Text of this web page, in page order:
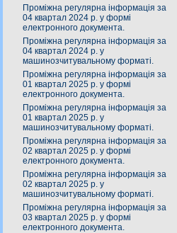
Проміжна регулярна інформація за
04 квартал 2024 р. у формі
електронного документа.
Проміжна регулярна інформація за
04 квартал 2024 р. у
машинозчитувальному форматі.
Проміжна регулярна інформація за
01 квартал 2025 р. у формі
електронного документа.
Проміжна регулярна інформація за
01 квартал 2025 р. у
машинозчитувальному форматі.
Проміжна регулярна інформація за
02 квартал 2025 р. у формі
електронного документа.
Проміжна регулярна інформація за
02 квартал 2025 р. у
машинозчитувальному форматі.
Проміжна регулярна інформація за
03 квартал 2025 р. у формі
електронного документа.